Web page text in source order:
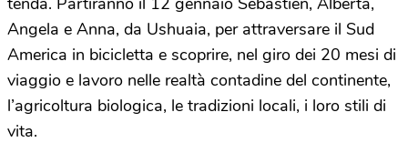
Angela e Anna, da Ushuaia, per attraversare il Sud
America in bicicletta e scoprire, nel giro dei 20 mesi di
viaggio e lavoro nelle realtà contadine del continente,
l’agricoltura biologica, le tradizioni locali, i loro stili di
vita.